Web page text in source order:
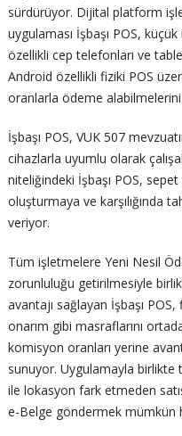
sürdürüyor. Dijital platform
uygulaması İşbaşı POS,
özellikli cep telefonları ve
Android özellikli fiziki POS
oranlarla ödeme alabilmelerini
İşbaşı POS, VUK 507
cihazlarla uyumlu olarak
niteliğindeki İşbaşı POS, sepet
oluşturmaya ve karşılığında
veriyor.
Tüm işletmelere Yeni Nesil
zorunluluğu getirilmesiyle
avantajı sağlayan İşbaşı
onarım gibi masraflarını
komisyon oranları yerine
sunuyor. Uygulamayla birlikte
ile lokasyon fark etmeden
e-Belge göndermek mümkün